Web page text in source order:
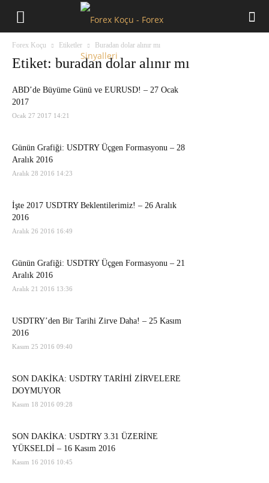
Forex Koçu Etiketler Buradan dolar alınır mı
Etiket: buradan dolar alınır mı
ABD’de Büyüme Günü ve EURUSD! – 27 Ocak
2017
Ocak 27 2017 14:21
Günün Grafiği: USDTRY Üçgen Formasyonu – 28
Aralık 2016
Aralık 28 2016 14:23
İşte 2017 USDTRY Beklentilerimiz! – 26 Aralık
2016
Aralık 26 2016 16:49
Günün Grafiği: USDTRY Üçgen Formasyonu – 21
Aralık 2016
Aralık 21 2016 13:36
USDTRY’den Bir Tarihi Zirve Daha! – 25 Kasım
2016
Kasım 25 2016 09:40
SON DAKİKA: USDTRY TARİHİ ZİRVELERE
DOYMUYOR
Kasım 18 2016 09:28
SON DAKİKA: USDTRY 3.31 ÜZERİNE
YÜKSELDİ – 16 Kasım 2016
Kasım 16 2016 10:45